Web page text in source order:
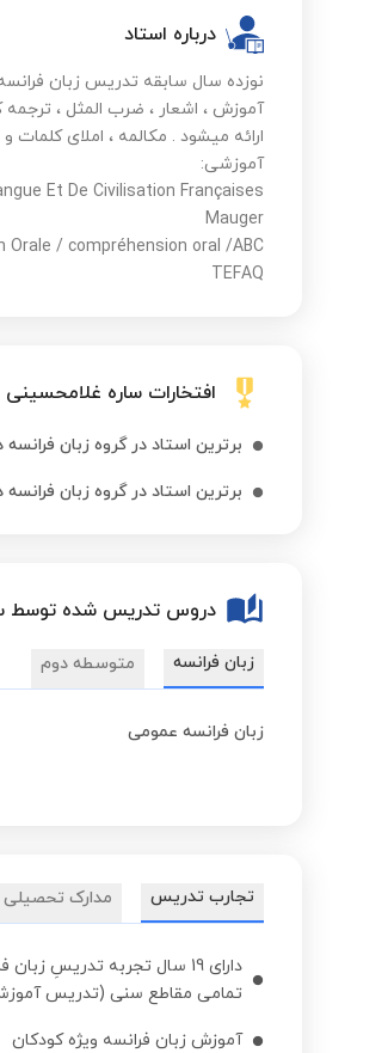
درباره استاد
نوزده سال سابقه تدریس زبان
آموزش ، اشعار ، ضرب المثل ،
ارائه میشود . مکالمه ، املای
Et De Civilisation Françaises
/ compréhension oral /ABC
TEFAQ
افتخارات ساره غلامحسینی
برترین استاد در گروه زبان فرانسه
برترین استاد در گروه زبان فرانسه در
دروس تدریس شده توسط
زبان فرانسه متوسطه دوم
زبان فرانسه عمومی
تجارب تدریس مدارک تحصیلی
دارای 19 سال تجربه
تمامی مقاطع سنی (تدریس
آموزش زبان فرانسه ویژه کودکان